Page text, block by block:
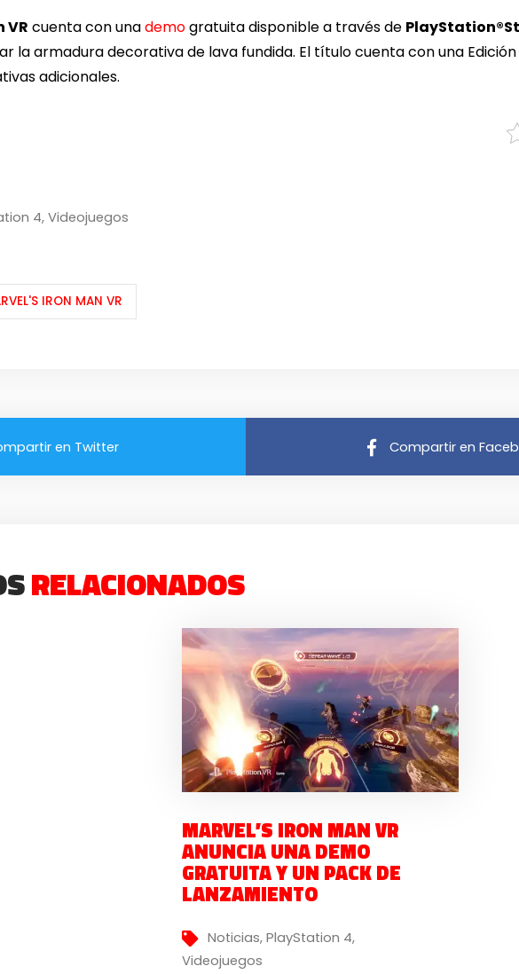
VR cuenta con unademogratuita disponible a través de
la armadura decorativa de lava fundida. El título cuenta con una
adicionales.
4,Videojuegos
IRON MAN VR
en Twitter Compartir en
RELACIONADOS
MARVEL’S IRON MAN VR
ANUNCIA UNA DEMO
GRATUITA Y UN PACK DE
LANZAMIENTO
Noticias, PlayStation 4,
Videojuegos